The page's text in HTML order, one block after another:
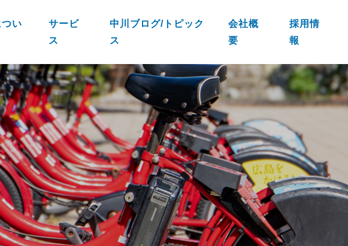
い
サービ
ス
中川ブログ/トピック
ス
会社概
要
採用情
報